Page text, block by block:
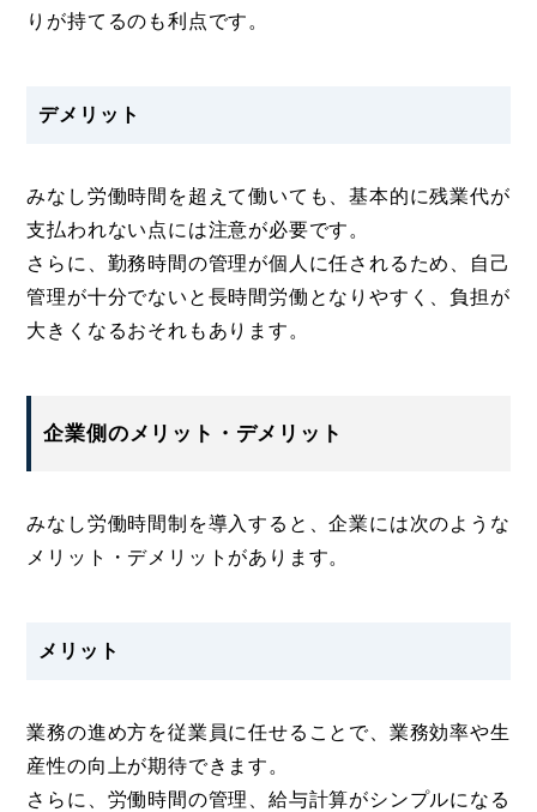
りが持てるのも利点です。
デメリット
みなし労働時間を超えて働いても、基本的に残業代が
支払われない点には注意が必要です。
さらに、勤務時間の管理が個人に任されるため、自己
管理が十分でないと長時間労働となりやすく、負担が
大きくなるおそれもあります。
企業側のメリット・デメリット
みなし労働時間制を導入すると、企業には次のような
メリット・デメリットがあります。
メリット
業務の進め方を従業員に任せることで、業務効率や生
産性の向上が期待できます。
さらに、労働時間の管理、給与計算がシンプルになる